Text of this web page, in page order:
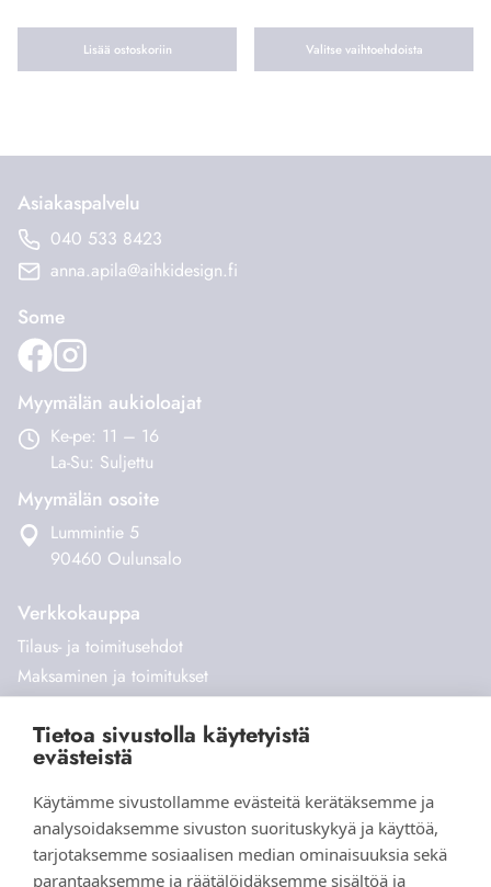
Tietoa sivustolla käytetyistä
evästeistä
Käytämme sivustollamme evästeitä kerätäksemme ja
analysoidaksemme sivuston suorituskykyä ja käyttöä,
tarjotaksemme sosiaalisen median ominaisuuksia sekä
parantaaksemme ja räätälöidäksemme sisältöä ja
Lisää ostoskoriin Valitse vaihtoehdoista
Asiakaspalvelu
040 533 8423
anna.apila@aihkidesign.fi
Some
Myymälän aukioloajat
Ke-pe: 11 – 16
La-Su: Suljettu
Myymälän osoite
Lummintie 5
90460 Oulunsalo
Verkkokauppa
Tilaus- ja toimitusehdot
Maksaminen ja toimitukset
Yhteystiedot